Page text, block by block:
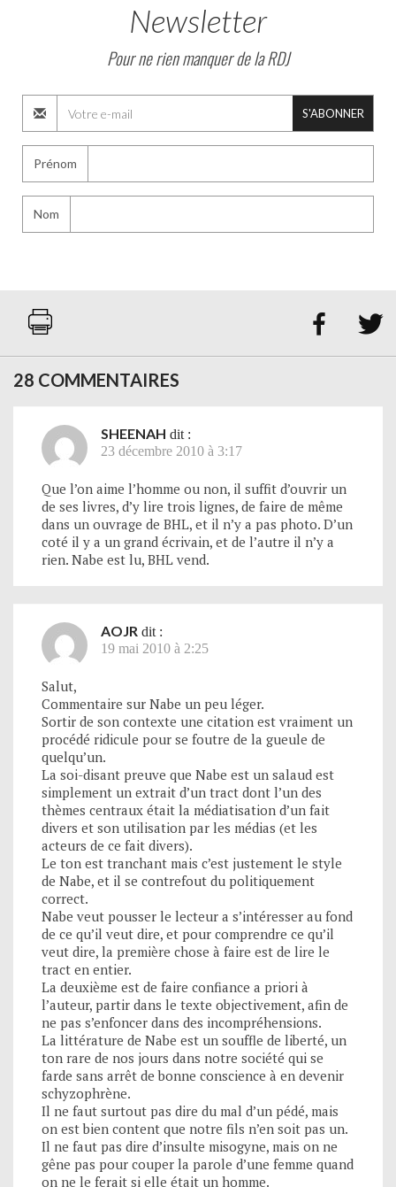
Newsletter
Pour ne rien manquer de la RDJ
S'ABONNER
Prénom
Nom
 
28 COMMENTAIRES
SHEENAH dit :
23 décembre 2010 à 3:17
Que l’on aime l’homme ou non, il suffit d’ouvrir un
de ses livres, d’y lire trois lignes, de faire de même
dans un ouvrage de BHL, et il n’y a pas photo. D’un
coté il y a un grand écrivain, et de l’autre il n’y a
rien. Nabe est lu, BHL vend.
AOJR dit :
19 mai 2010 à 2:25
Salut,
Commentaire sur Nabe un peu léger.
Sortir de son contexte une citation est vraiment un
procédé ridicule pour se foutre de la gueule de
quelqu’un.
La soi-disant preuve que Nabe est un salaud est
simplement un extrait d’un tract dont l’un des
thèmes centraux était la médiatisation d’un fait
divers et son utilisation par les médias (et les
acteurs de ce fait divers).
Le ton est tranchant mais c’est justement le style
de Nabe, et il se contrefout du politiquement
correct.
Nabe veut pousser le lecteur a s’intéresser au fond
de ce qu’il veut dire, et pour comprendre ce qu’il
veut dire, la première chose à faire est de lire le
tract en entier.
La deuxième est de faire confiance a priori à
l’auteur, partir dans le texte objectivement, afin de
ne pas s’enfoncer dans des incompréhensions.
La littérature de Nabe est un souffle de liberté, un
ton rare de nos jours dans notre société qui se
farde sans arrêt de bonne conscience à en devenir
schyzophrène.
Il ne faut surtout pas dire du mal d’un pédé, mais
on est bien content que notre fils n’en soit pas un.
Il ne faut pas dire d’insulte misogyne, mais on ne
gêne pas pour couper la parole d’une femme quand
on ne le ferait si elle était un homme.